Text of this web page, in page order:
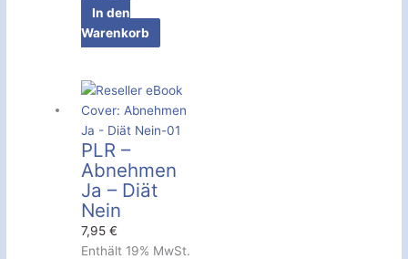
In den
Warenkorb
PLR –
Abnehmen
Ja – Diät
Nein
7,95€
Enthält 19% MwSt.